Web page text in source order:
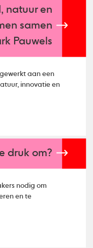
natuur en
samen
Pauwels
aan een
innovatie en
druk om?
nodig om
en te